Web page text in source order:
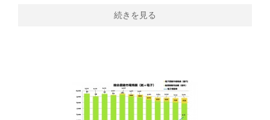
続きを見る